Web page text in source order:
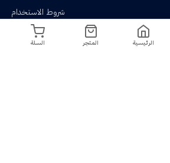
شروط الاستخدام
سياسة الخصوصية
سياسة الإستبدال
الرئيسية المتجر السلة